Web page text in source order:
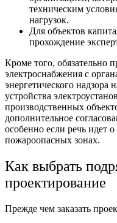
техническим
нагрузок.
Для объектов
прохождение
Кроме того, обязательно
электроснабжения с
энергетического надзора
устройства
производственных
дополнительное
особенно если речь идет
пожароопасных зонах.
Как выбрать
проектирование
Прежде чем заказать